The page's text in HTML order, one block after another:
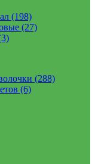
(198)
(27)
(288)
(6)